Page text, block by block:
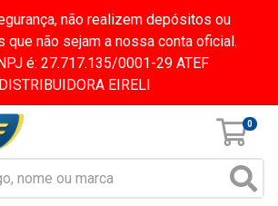
não realizem depósitos ou
que não sejam a nossa conta oficial.
é: 27.717.135/0001-29 ATEF
DISTRIBUIDORA EIRELI
0